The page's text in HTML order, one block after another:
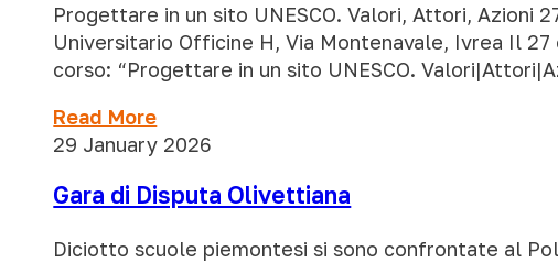
Progettare in un sito UNESCO. Valori, Attori, Azioni
Universitario Officine H, Via Montenavale, Ivrea Il
corso: “Progettare in un sito UNESCO.
Read More
29 January 2026
Gara di Disputa Olivettiana
Diciotto scuole piemontesi si sono confrontate al